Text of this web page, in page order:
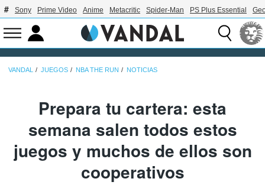
Sony Prime Video Anime Metacritic Spider-Man PS Plus Essential
VANDAL JUEGOS NBA THE RUN NOTICIAS
Prepara tu cartera: esta
semana salen todos estos
juegos y muchos de ellos son
cooperativos